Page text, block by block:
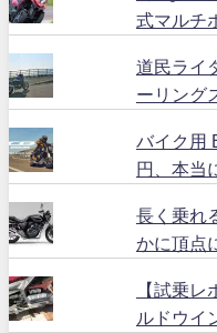
式マルチ
道民ライ
ーリング
バイク用
円、本当
長く乗れ
かに頂点
【試乗
ルドウイ